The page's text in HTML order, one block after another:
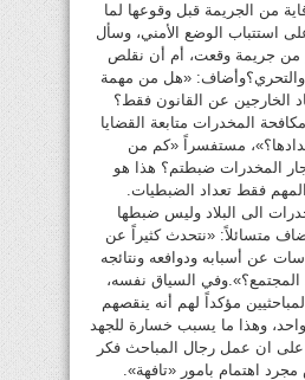
من الجريمة قبل وقوعها لما
استتباب الوضع الأمني، وسأل
من جريمة وقعت، أم أن نقلص
والتحري؟وأضاف: «هل من مهمة
الخارجين عن القانون فقط؟
المخدرات متابعة القضايا
مستفسراً «كم من
المخدرات ضبطتم؟ هذا هو
فقط تعداد الضبطيات.
الى البلاد وليس ضبطها
متسائلاً: «نتحدث كثيراً عن
عن أسبابه ودوافعه ونتائجه
المجتمع؟».وفي السياق نفسه،
مؤكداً لهم أنه ينقصهم
وهذا ما يسبب خسارة للجهد
على ان عمل رجال المباحث فكر
اهتمام بامور «تافهة».